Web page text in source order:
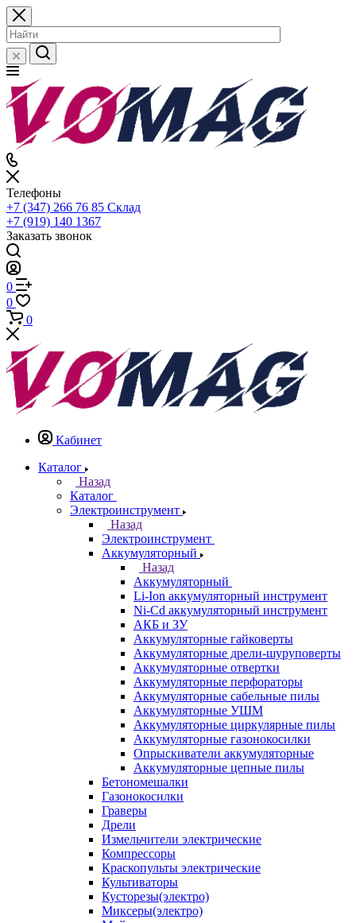
Телефоны
+7 (347) 266 76 85 Склад
+7 (919) 140 1367
Заказать звонок
0
0
0
Кабинет
Каталог
Назад
Каталог
Электроинструмент
Назад
Электроинструмент
Аккумуляторный
Назад
Аккумуляторный
Li-Ion аккумуляторный инструмент
Ni-Cd аккумуляторный инструмент
АКБ и ЗУ
Аккумуляторные гайковерты
Аккумуляторные дрели-шуруповерты
Аккумуляторные отвертки
Аккумуляторные перфораторы
Аккумуляторные сабельные пилы
Аккумуляторные УШМ
Аккумуляторные циркулярные пилы
Аккумуляторные газонокосилки
Опрыскиватели аккумуляторные
Аккумуляторные цепные пилы
Бетономешалки
Газонокосилки
Граверы
Дрели
Измельчители электрические
Компрессоры
Краскопульты электрические
Культиваторы
Кусторезы(электро)
Миксеры(электро)